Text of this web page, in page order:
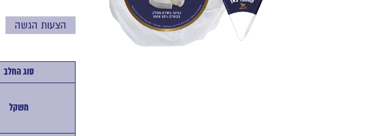
הצעות הגשה
סוג החלב
משקל